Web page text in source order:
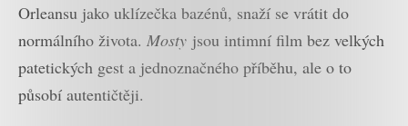
Orleansu jako uklízečka bazénů, snaží se vrátit do
normálního života. Mosty jsou intimní film bez velkých
patetických gest a jednoznačného příběhu, ale o to
působí autentičtěji.